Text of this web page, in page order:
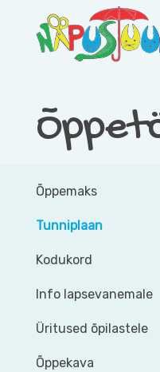
content
Õppemaks
Tunniplaan
Kodukord
Info lapsevanemale
Üritused õpilastele
Õppekava